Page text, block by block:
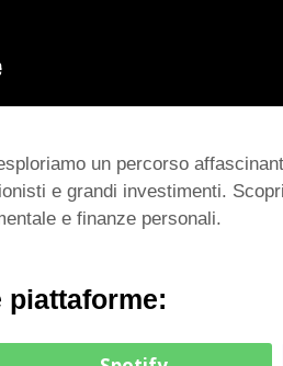
un percorso
e grandi investimenti.
e finanze personali.